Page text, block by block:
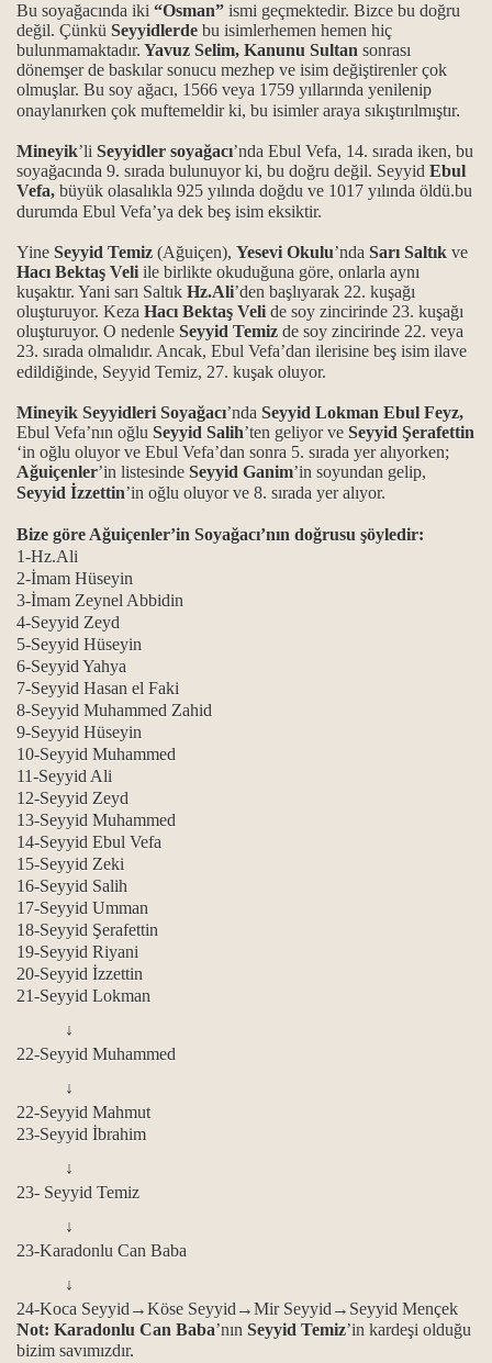
Bu soyağacında iki “Osman” ismi geçmektedir. Bizce bu doğru
değil. Çünkü Seyyidlerde bu isimlerhemen hemen hiç
bulunmamaktadır. Yavuz Selim, Kanunu Sultan sonrası
dönemşer de baskılar sonucu mezhep ve isim değiştirenler çok
olmuşlar. Bu soy ağacı, 1566 veya 1759 yıllarında yenilenip
onaylanırken çok muftemeldir ki, bu isimler araya sıkıştırılmıştır.
Mineyik’li Seyyidler soyağacı’nda Ebul Vefa, 14. sırada iken, bu
soyağacında 9. sırada bulunuyor ki, bu doğru değil. Seyyid Ebul
Vefa, büyük olasalıkla 925 yılında doğdu ve 1017 yılında öldü.bu
durumda Ebul Vefa’ya dek beş isim eksiktir.
Yine Seyyid Temiz (Ağuiçen), Yesevi Okulu’nda Sarı Saltık ve
Hacı Bektaş Veli ile birlikte okuduğuna göre, onlarla aynı
kuşaktır. Yani sarı Saltık Hz.Ali’den başlıyarak 22. kuşağı
oluşturuyor. Keza Hacı Bektaş Veli de soy zincirinde 23. kuşağı
oluşturuyor. O nedenle Seyyid Temiz de soy zincirinde 22. veya
23. sırada olmalıdır. Ancak, Ebul Vefa’dan ilerisine beş isim ilave
edildiğinde, Seyyid Temiz, 27. kuşak oluyor.
Mineyik Seyyidleri Soyağacı’nda Seyyid Lokman Ebul Feyz,
Ebul Vefa’nın oğlu Seyyid Salih’ten geliyor ve Seyyid Şerafettin
‘in oğlu oluyor ve Ebul Vefa’dan sonra 5. sırada yer alıyorken;
Ağuiçenler’in listesinde Seyyid Ganim’in soyundan gelip,
Seyyid İzzettin’in oğlu oluyor ve 8. sırada yer alıyor.
Bize göre Ağuiçenler’in Soyağacı’nın doğrusu şöyledir:
1-Hz.Ali
2-İmam Hüseyin
3-İmam Zeynel Abbidin
4-Seyyid Zeyd
5-Seyyid Hüseyin
6-Seyyid Yahya
7-Seyyid Hasan el Faki
8-Seyyid Muhammed Zahid
9-Seyyid Hüseyin
10-Seyyid Muhammed
11-Seyyid Ali
12-Seyyid Zeyd
13-Seyyid Muhammed
14-Seyyid Ebul Vefa
15-Seyyid Zeki
16-Seyyid Salih
17-Seyyid Umman
18-Seyyid Şerafettin
19-Seyyid Riyani
20-Seyyid İzzettin
21-Seyyid Lokman
↓
22-Seyyid Muhammed
↓
22-Seyyid Mahmut
23-Seyyid İbrahim
↓
23- Seyyid Temiz
↓
23-Karadonlu Can Baba
↓
24-Koca Seyyid→Köse Seyyid→Mir Seyyid→Seyyid Mençek
Not: Karadonlu Can Baba’nın Seyyid Temiz’in kardeşi olduğu
bizim savımızdır.